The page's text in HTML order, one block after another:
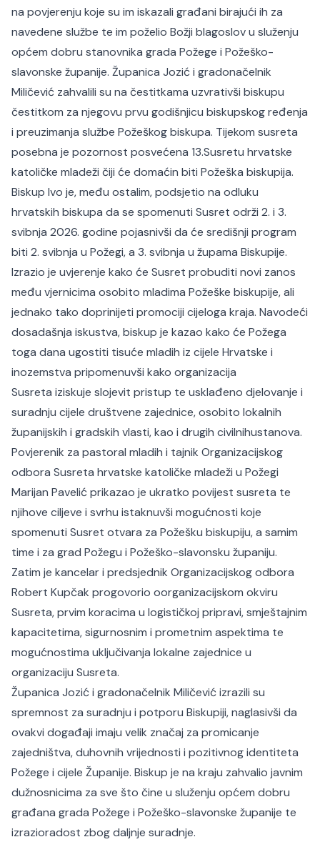
na povjerenju koje su im iskazali građani birajući ih za
navedene službe te im poželio Božji blagoslov u služenju
općem dobru stanovnika grada Požege i Požeško-
slavonske županije. Županica Jozić i gradonačelnik
Miličević zahvalili su na čestitkama uzvrativši biskupu
čestitkom za njegovu prvu godišnjicu biskupskog ređenja
i preuzimanja službe Požeškog biskupa. Tijekom susreta
posebna je pozornost posvećena 13.Susretu hrvatske
katoličke mladeži čiji će domaćin biti Požeška biskupija.
Biskup Ivo je, među ostalim, podsjetio na odluku
hrvatskih biskupa da se spomenuti Susret održi 2. i 3.
svibnja 2026. godine pojasnivši da će središnji program
biti 2. svibnja u Požegi, a 3. svibnja u župama Biskupije.
Izrazio je uvjerenje kako će Susret probuditi novi zanos
među vjernicima osobito mladima Požeške biskupije, ali
jednako tako doprinijeti promociji cijeloga kraja. Navodeći
dosadašnja iskustva, biskup je kazao kako će Požega
toga dana ugostiti tisuće mladih iz cijele Hrvatske i
inozemstva pripomenuvši kako organizacija
Susreta iziskuje slojevit pristup te usklađeno djelovanje i
suradnju cijele društvene zajednice, osobito lokalnih
županijskih i gradskih vlasti, kao i drugih civilnihustanova.
Povjerenik za pastoral mladih i tajnik Organizacijskog
odbora Susreta hrvatske katoličke mladeži u Požegi
Marijan Pavelić prikazao je ukratko povijest susreta te
njihove ciljeve i svrhu istaknuvši mogućnosti koje
spomenuti Susret otvara za Požešku biskupiju, a samim
time i za grad Požegu i Požeško-slavonsku županiju.
Zatim je kancelar i predsjednik Organizacijskog odbora
Robert Kupčak progovorio oorganizacijskom okviru
Susreta, prvim koracima u logističkoj pripravi, smještajnim
kapacitetima, sigurnosnim i prometnim aspektima te
mogućnostima uključivanja lokalne zajednice u
organizaciju Susreta.
Županica Jozić i gradonačelnik Miličević izrazili su
spremnost za suradnju i potporu Biskupiji, naglasivši da
ovakvi događaji imaju velik značaj za promicanje
zajedništva, duhovnih vrijednosti i pozitivnog identiteta
Požege i cijele Županije. Biskup je na kraju zahvalio javnim
dužnosnicima za sve što čine u služenju općem dobru
građana grada Požege i Požeško-slavonske županije te
izrazioradost zbog daljnje suradnje.